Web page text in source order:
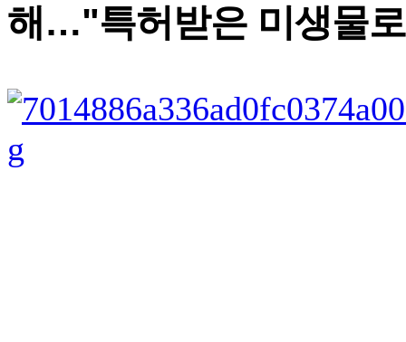
해…"특허받은 미생물